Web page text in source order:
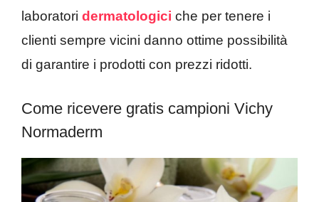
laboratori dermatologici che per tenere i
clienti sempre vicini danno ottime possibilità
di garantire i prodotti con prezzi ridotti.
Come ricevere gratis campioni Vichy
Normaderm